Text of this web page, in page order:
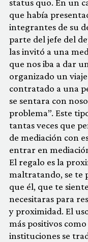
status quo. En un
que había
integrantes de su
parte del jefe del
las invitó a una
que nos iba a dar
organizado un
contratado a una
se sentara con
problema”. Este
tantas veces que
de mediación con
entrar en
El regalo es la
maltratando, se te
que él, que te
necesitaras para
y proximidad. El
más positivos
instituciones se